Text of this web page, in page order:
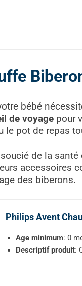
bébé
de voyage pour
pot de repas
de la
accessoires
des biberons.
Philips Avent
Age minimum: 0
Descriptif produit: